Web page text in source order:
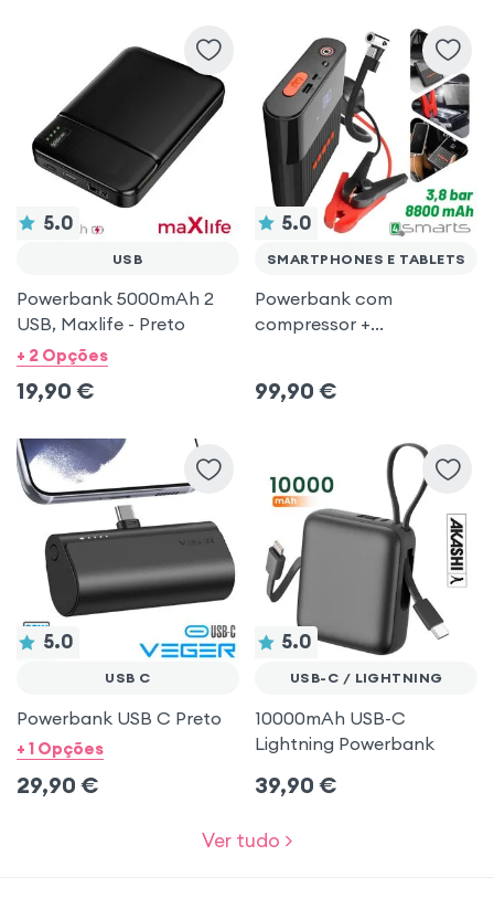
5.0
USB
Powerbank 5000mAh 2
USB, Maxlife - Preto
+ 2 Opções
19,90 €
5.0
SMARTPHONES E TABLETS
Powerbank com
compressor +
99,90 €
5.0
USB C
Powerbank USB C Preto
+ 1 Opções
29,90 €
5.0
USB-C / LIGHTNING
10000mAh USB-C
Lightning Powerbank
39,90 €
Ver tudo >